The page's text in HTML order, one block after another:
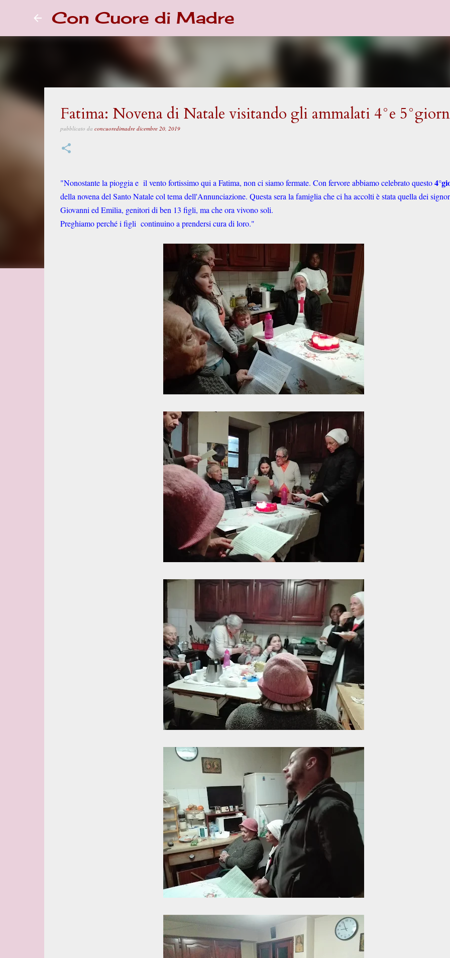
Con Cuore di Madre
Fatima: Novena di Natale visitando gli ammalati 4°e
pubblicato da concuoredimadre dicembre 20, 2019
"Nonostante la pioggia e il vento fortissimo qui a Fatima, non ci siamo fermate. Con fervore abbiamo celebrato questo
della novena del Santo Natale col tema dell'Annunciazione. Questa sera la famiglia che ci ha accolti è stata quella dei
Giovanni ed Emilia, genitori di ben 13 figli, ma che ora vivono soli.
Preghiamo perché i figli continuino a prendersi cura di loro."